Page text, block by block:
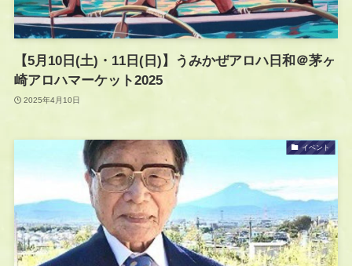
【5月10日(土)・11日(日)】うみかぜアロハ日和＠茅ヶ
崎アロハマーケット2025
2025年4月10日
イベント